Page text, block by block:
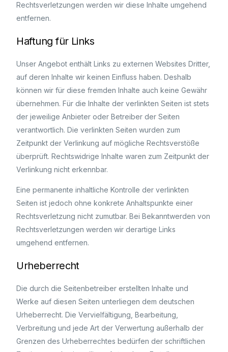
Rechtsverletzungen werden wir diese Inhalte umgehend
entfernen.
Haftung für Links
Unser Angebot enthält Links zu externen Websites Dritter,
auf deren Inhalte wir keinen Einfluss haben. Deshalb
können wir für diese fremden Inhalte auch keine Gewähr
übernehmen. Für die Inhalte der verlinkten Seiten ist stets
der jeweilige Anbieter oder Betreiber der Seiten
verantwortlich. Die verlinkten Seiten wurden zum
Zeitpunkt der Verlinkung auf mögliche Rechtsverstöße
überprüft. Rechtswidrige Inhalte waren zum Zeitpunkt der
Verlinkung nicht erkennbar.
Eine permanente inhaltliche Kontrolle der verlinkten
Seiten ist jedoch ohne konkrete Anhaltspunkte einer
Rechtsverletzung nicht zumutbar. Bei Bekanntwerden von
Rechtsverletzungen werden wir derartige Links
umgehend entfernen.
Urheberrecht
Die durch die Seitenbetreiber erstellten Inhalte und
Werke auf diesen Seiten unterliegen dem deutschen
Urheberrecht. Die Vervielfältigung, Bearbeitung,
Verbreitung und jede Art der Verwertung außerhalb der
Grenzen des Urheberrechtes bedürfen der schriftlichen